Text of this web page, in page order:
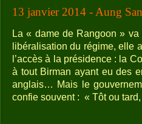
13 janvier 2014 - Aung
La « dame de Rangoon »
libéralisation du régime, elle
l’accès à la présidence : la
à tout Birman ayant eu des
anglais… Mais le
confie souvent : « Tôt ou